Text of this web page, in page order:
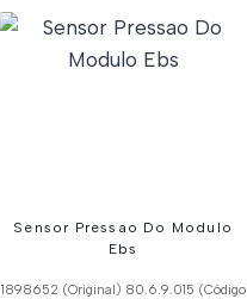
Sensor Pressao Do Modulo
Ebs
1898652 (Original) 80.6.9.015 (Código